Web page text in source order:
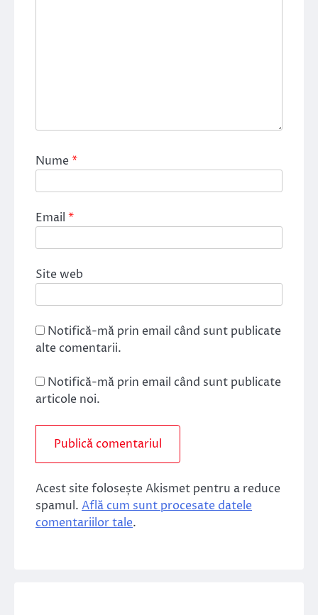
Nume*
Email *
Site web
Notifică-mă prin email când sunt publicate
alte comentarii.
Notifică-mă prin email când sunt publicate
articole noi.
Acest site folosește Akismet pentru a reduce
spamul. Află cum sunt procesate datele
comentariilor tale.